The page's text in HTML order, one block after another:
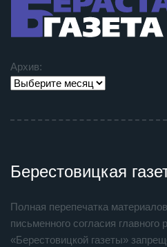
Архив:
Берестовицкая
Полная перепечатка
письменного согласия главного
«Берестовицкой газеты»